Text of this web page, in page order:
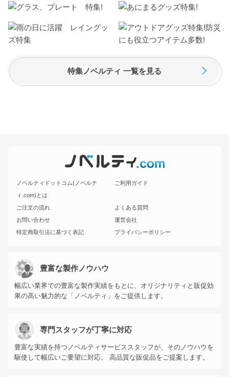
特集ノベルティ 一覧を見る
ノベルティドットコム(ノベルテ
ィ.com)とは
ご利用ガイド
ご注文の流れ
よくある質問
お問い合わせ
運営会社
特定商取引法に基づく表記
プライバシーポリシー
豊富な製作ノウハウ
幅広い業界での豊富な製作実績をもとに、オリジナリティと販促効
果の高い魅力的な「ノベルティ」をご提供します。
専門スタッフが丁寧に対応
豊富な実績を持つノベルティサービススタッフが、そのノウハウを
駆使して幅広いご要望に対応。 高品質な販促品をご提案します。